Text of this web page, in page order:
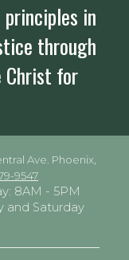
in
through
Christ for
Ave. Phoenix,
9547
8AM - 5PM
and Saturday